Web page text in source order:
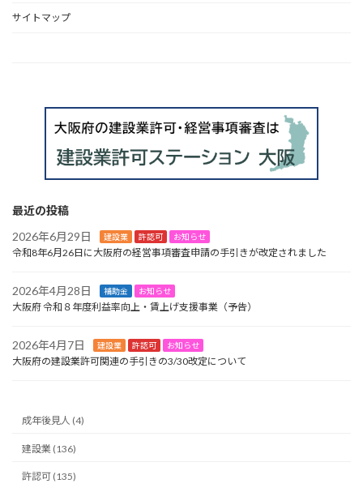
サイトマップ
最近の投稿
2026年6月29日
建設業 許認可 お知らせ
令和8年6月26日に大阪府の経営事項審査申請の手引きが改定されました
2026年4月28日 補助金 お知らせ
大阪府 令和８年度利益率向上・賃上げ支援事業（予告）
2026年4月7日 建設業 許認可 お知らせ
大阪府の建設業許可関連の手引きの3/30改定について
成年後見人 (4)
建設業 (136)
許認可 (135)